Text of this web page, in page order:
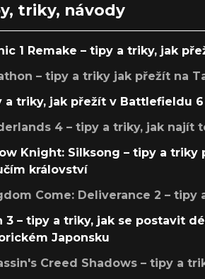
triky, návody
1 Remake – tipy a triky, jak
– tipy a triky jak přežít na
a triky, jak přežít v Battlefieldu 6
4 – tipy a triky, jak najít
Knight: Silksong – tipy a triky
království
Come: Deliverance 2 – tipy
3 – tipy a triky, jak se postavit
Japonsku
Creed Shadows – tipy a